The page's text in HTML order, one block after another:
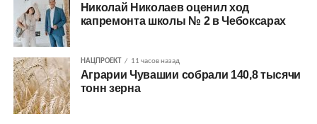
Николай Николаев оценил ход
капремонта школы № 2 в Чебоксарах
НАЦПРОЕКТ 11 часов назад
Аграрии Чувашии собрали 140,8 тысячи
тонн зерна